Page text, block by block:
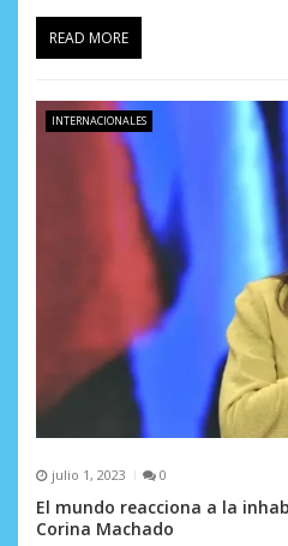
sREAD MORE
INTERNACIONALES
julio 1, 2023 0
El mundo reacciona a la
Corina Machado